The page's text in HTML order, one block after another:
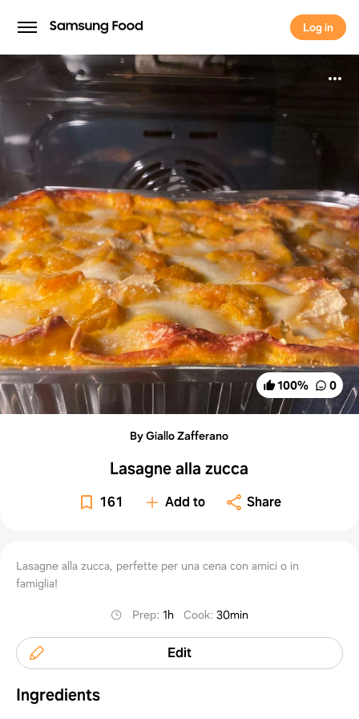
Log in
Log in
100% 0
By Giallo Zafferano
Lasagne alla zucca
161 Add to Share
Lasagne alla zucca, perfette per una cena con amici o in
famiglia!
Prep:1h Cook:30min
Edit
Ingredients